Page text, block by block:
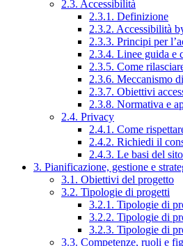
2.3. Accessibilità
2.3.1. Definizione
2.3.2. Accessibilità
2.3.3. Principi per
2.3.4. Linee guida e
2.3.5. Come
2.3.6. Meccanismo
2.3.7. Obiettivi
2.3.8. Normativa e
2.4. Privacy
2.4.1. Come
2.4.2. Richiedi il
2.4.3. Le basi del
3. Pianificazione, gestione e
3.1. Obiettivi del progetto
3.2. Tipologie di progetti
3.2.1. Tipologie di
3.2.2. Tipologie di
3.2.3. Tipologie di
3.3. Competenze, ruoli e